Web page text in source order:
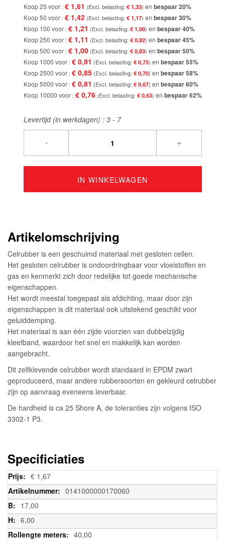
Koop 25 voor € 1,61 € 1,33 en bespaar20%
Koop 50 voor € 1,42 € 1,17 en bespaar30%
Koop 100 voor € 1,21 € 1,00 en bespaar40%
Koop 250 voor € 1,11 € 0,92 en bespaar45%
Koop 500 voor € 1,00 € 0,83 en bespaar50%
Koop 1000 voor € 0,91 € 0,75 en bespaar55%
Koop 2500 voor € 0,85 € 0,70 en bespaar58%
Koop 5000 voor € 0,81 € 0,67 en bespaar60%
Koop 10000 voor € 0,76 € 0,63 en bespaar62%
Levertijd (in werkdagen) : 3 - 7
- +
IN WINKELWAGEN
Artikelomschrijving
Celrubber is een geschuimd materiaal met gesloten cellen.
Het gesloten celrubber is ondoordringbaar voor vloeistoffen en
gas en kenmerkt zich door redelijke tot goede mechanische
eigenschappen.
Het wordt meestal toegepast als afdichting, maar door zijn
eigenschappen is dit materiaal ook uitstekend geschikt voor
geluiddemping.
Het materiaal is aan één zijde voorzien van dubbelzijdig
kleefband, waardoor het snel en makkelijk kan worden
aangebracht.
Dit zelfklevende celrubber wordt standaard in EPDM zwart
geproduceerd, maar andere rubbersoorten en gekleurd celrubber
zijn op aanvraag eveneens leverbaar.
De hardheid is ca 25 Shore A, de toleranties zijn volgens ISO
3302-1 P3.
Specificiaties
Meer
informatie
€ 1,67
0141000000170060
17,00
6,00
40,00